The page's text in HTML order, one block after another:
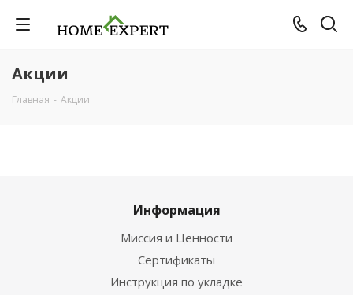
Акции
Главная - Акции
Информация
Миссия и Ценности
Сертификаты
Инструкция по укладке